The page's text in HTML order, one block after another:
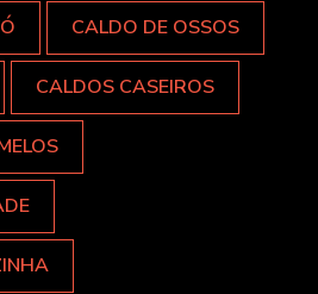
CALDO DE OSSOS
CALDOS CASEIROS